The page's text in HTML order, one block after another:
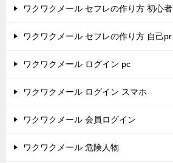
ワクワクメール セフレの作り方 初心者
ワクワクメール セフレの作り方 自己pr
ワクワクメール ログイン pc
ワクワクメール ログイン スマホ
ワクワクメール 会員ログイン
ワクワクメール 危険人物